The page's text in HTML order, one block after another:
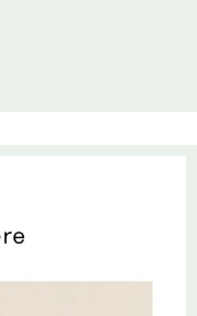
Il veut découvrir la raison
personnages du tableau,
jeune fille
l’aident dans sa quête,
garçon insoumis.